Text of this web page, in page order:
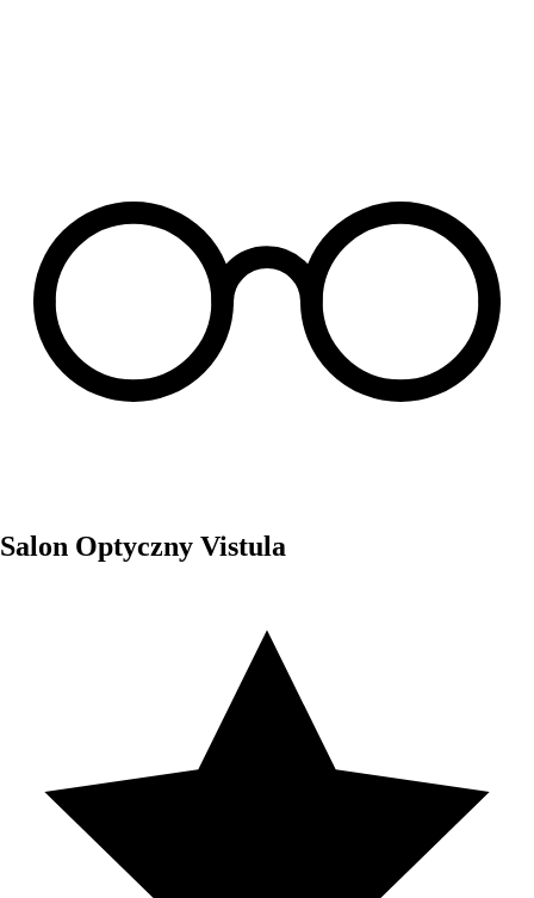
Salon Optyczny Vistula